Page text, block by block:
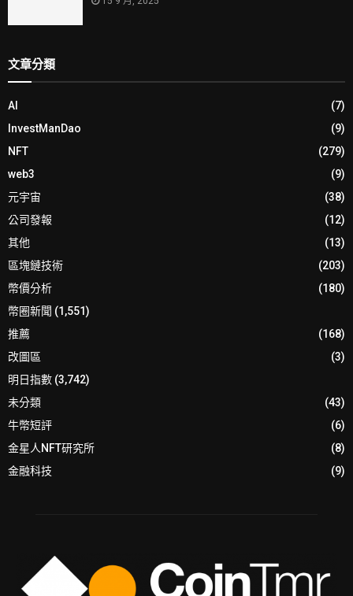
文章分類
AI
(7)
InvestManDao
(9)
NFT
(279)
web3
(9)
元宇宙
(38)
公司發報
(12)
其他
(13)
區塊鏈技術
(203)
幣價分析
(180)
幣圈新聞 (1,551)
推薦
(168)
改圖區
(3)
明日指數 (3,742)
未分類
(43)
牛幣短評
(6)
金星人NFT研究所
(8)
金融科技
(9)